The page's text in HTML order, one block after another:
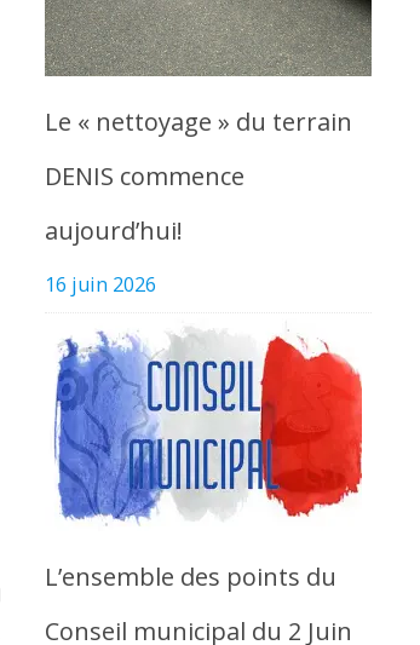
Le « nettoyage » du terrain
DENIS commence
aujourd’hui!
16 juin 2026
L’ensemble des points du
Conseil municipal du 2 Juin